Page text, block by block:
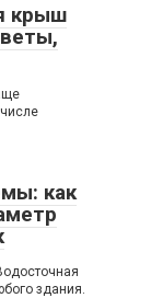
крыш
как
здания.